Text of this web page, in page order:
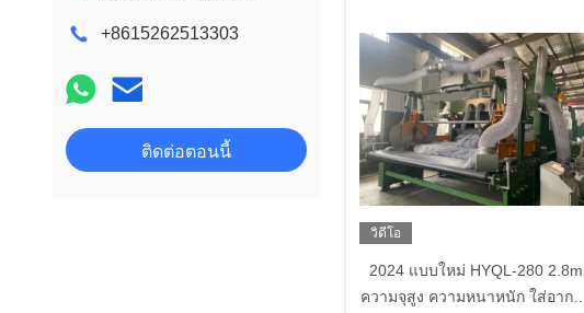
+8615262513303
ติดต่อตอนนี้
วิดีโอ
2024 แบบใหม่ HYQL-280 2.8m
ความจุสูง ความหนาหนัก ใส่อากาศ